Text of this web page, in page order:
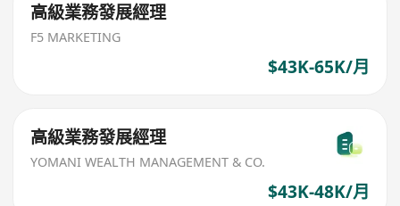
高級業務發展經理
F5 MARKETING
$43K-65K/月
高級業務發展經理
YOMANI WEALTH MANAGEMENT & CO.
$43K-48K/月